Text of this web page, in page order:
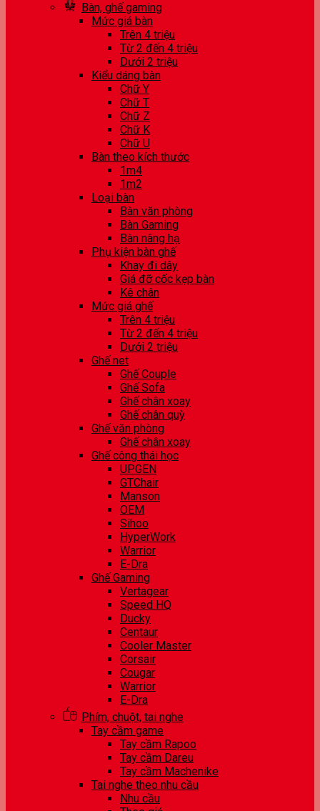
Bàn, ghế gaming
Mức giá bàn
Trên 4 triệu
Từ 2 đến 4 triệu
Dưới 2 triệu
Kiểu dáng bàn
Chữ Y
Chữ T
Chữ Z
Chữ K
Chữ U
Bàn theo kích thước
1m4
1m2
Loại bàn
Bàn văn phòng
Bàn Gaming
Bàn nâng hạ
Phụ kiện bàn ghế
Khay đi dây
Giá đỡ cốc kẹp bàn
Kê chân
Mức giá ghế
Trên 4 triệu
Từ 2 đến 4 triệu
Dưới 2 triệu
Ghế net
Ghế Couple
Ghế Sofa
Ghế chân xoay
Ghế chân quỳ
Ghế văn phòng
Ghế chân xoay
Ghế công thái học
UPGEN
GTChair
Manson
OEM
Sihoo
HyperWork
Warrior
E-Dra
Ghế Gaming
Vertagear
Speed HQ
Ducky
Centaur
Cooler Master
Corsair
Cougar
Warrior
E-Dra
Phím, chuột, tai nghe
Tay cầm game
Tay cầm Rapoo
Tay cầm Dareu
Tay cầm Machenike
Tai nghe theo nhu cầu
Nhu cầu